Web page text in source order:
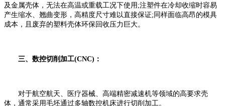
及金属壳体，无法在高温或重载工况下使用;注塑件在冷却收缩时容易
产生缩水、翘曲变形，高精度尺寸难以直接保证;同样面临高昂的模具
成本，且废弃的塑料壳体环保回收压力巨大。
三、数控切削加工(CNC)：
对于航空航天、医疗器械、高端精密减速机等领域的高要求壳
体，通常采用毛坯通过多轴数控机床进行切削加工。